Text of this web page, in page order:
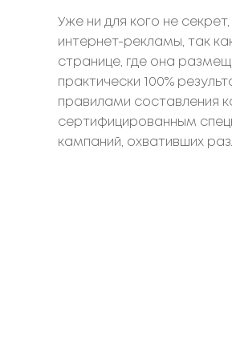
Уже ни для кого не секрет,
интернет-рекламы, так
странице, где она
практически 100%
правилами составления
сертифицированным
кампаний, охвативших